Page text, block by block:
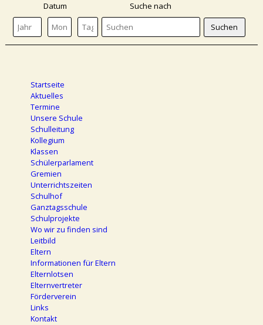
Datum Suche nach
Startseite
Aktuelles
Termine
Unsere Schule
Schulleitung
Kollegium
Klassen
Schülerparlament
Gremien
Unterrichtszeiten
Schulhof
Ganztagsschule
Schulprojekte
Wo wir zu finden sind
Leitbild
Eltern
Informationen für Eltern
Elternlotsen
Elternvertreter
Förderverein
Links
Kontakt